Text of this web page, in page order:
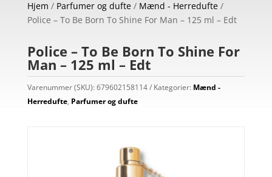
Hjem / Parfumer og dufte/ Mænd - Herredufte/
Police – To Be Born To Shine For Man – 125 ml – Edt
Police – To Be Born To Shine For
Man – 125 ml – Edt
Varenummer (SKU):679602158114 Kategorier: Mænd -
Herredufte, Parfumer og dufte